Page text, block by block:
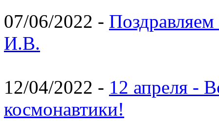
07/06/2022 -
И.В.
12/04/2022 - 12 апреля -
космонавтики!